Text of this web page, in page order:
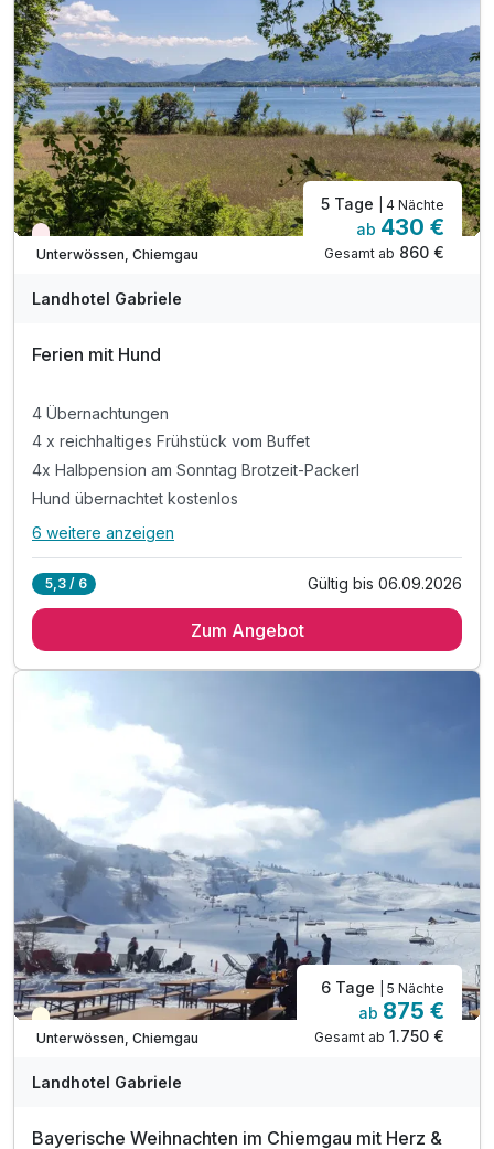
Inkl. Wahl auf das Kissen-Menü
Bei Möglichkeit Early-Check in
Bei Möglichkeit Early-Check in
Nur noch Restplätze
Unterwössen, Chiemgau
5 Tage | 4 Nächte
ab 430 €
Gesamt ab 860 €
Landhotel Gabriele
Ferien mit Hund
4 Übernachtungen
4 x reichhaltiges Frühstück vom Buffet
4x Halbpension am Sonntag Brotzeit-Packerl
Hund übernachtet kostenlos
Alle Inklusivleistungen
4 x reichhaltiges Frühstück vom Buffet
Wanderkarte mit hundefreundlichen Touren
1 Thermoskanne für den Ausflug
Inkl. Achental Card mit vielen Vergünstigungen
Bei Möglichkeit Early-Check in
6 weitere anzeigen
5,3 / 6 Gültig bis 06.09.2026
Zum Angebot
Saisonal verfügbar
Unterwössen, Chiemgau
6 Tage | 5 Nächte
ab 875 €
Gesamt ab 1.750 €
Landhotel Gabriele
Bayerische Weihnachten im Chiemgau mit Herz &